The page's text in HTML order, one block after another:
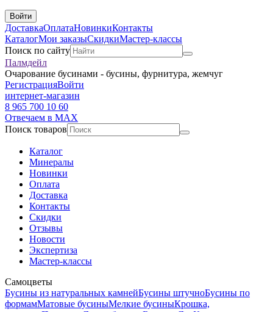
Войти
ДоставкаОплатаНовинкиКонтакты
КаталогМои заказыСкидкиМастер-классы
Поиск по сайту
Палмдейл
Очарование бусинами - бусины, фурнитура, жемчуг
РегистрацияВойти
интернет-магазин
8 965 700 10 60
Отвечаем в MAX
Поиск товаров
Каталог
Минералы
Новинки
Оплата
Доставка
Контакты
Скидки
Отзывы
Новости
Экспертиза
Мастер-классы
Самоцветы
Бусины из натуральных камнейБусины штучноБусины по
формамМатовые бусиныМелкие бусиныКрошка,